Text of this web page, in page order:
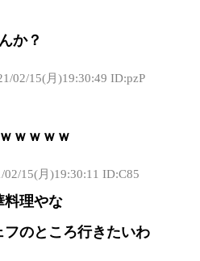
か？
02/15(月)19:30:49 ID:pzP
ｗｗｗｗ
02/15(月)19:30:11 ID:C85
料理やな
のところ行きたいわ